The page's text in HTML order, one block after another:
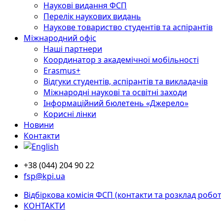
Наукові видання ФСП
Перелік наукових видань
Наукове товариство студентів та аспірантів
Міжнародний офіс
Наші партнери
Координатор з академічної мобільності
Erasmus+
Відгуки студентів, аспірантів та викладачів
Міжнародні наукові та освітні заходи
Інформаційний бюлетень «Джерело»
Корисні лінки
Новини
Контакти
+38 (044) 204 90 22
fsp@kpi.ua
Відбіркова комісія ФСП (контакти та розклад
КОНТАКТИ